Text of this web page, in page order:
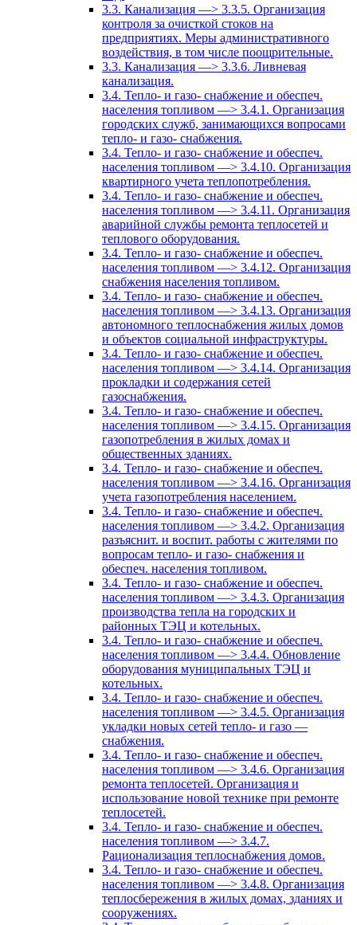
3.3. Канализация —> 3.3.5. Организация
контроля за очисткой стоков на
предприятиях. Меры административного
воздействия, в том числе поощрительные.
3.3. Канализация —> 3.3.6. Ливневая
канализация.
3.4. Тепло- и газо- снабжение и обеспеч.
населения топливом —> 3.4.1. Организация
городских служб, занимающихся вопросами
тепло- и газо- снабжения.
3.4. Тепло- и газо- снабжение и обеспеч.
населения топливом —> 3.4.10. Организация
квартирного учета теплопотребления.
3.4. Тепло- и газо- снабжение и обеспеч.
населения топливом —> 3.4.11. Организация
аварийной службы ремонта теплосетей и
теплового оборудования.
3.4. Тепло- и газо- снабжение и обеспеч.
населения топливом —> 3.4.12. Организация
снабжения населения топливом.
3.4. Тепло- и газо- снабжение и обеспеч.
населения топливом —> 3.4.13. Организация
автономного теплоснабжения жилых домов
и объектов социальной инфраструктуры.
3.4. Тепло- и газо- снабжение и обеспеч.
населения топливом —> 3.4.14. Организация
прокладки и содержания сетей
газоснабжения.
3.4. Тепло- и газо- снабжение и обеспеч.
населения топливом —> 3.4.15. Организация
газопотребления в жилых домах и
общественных зданиях.
3.4. Тепло- и газо- снабжение и обеспеч.
населения топливом —> 3.4.16. Организация
учета газопотребления населением.
3.4. Тепло- и газо- снабжение и обеспеч.
населения топливом —> 3.4.2. Организация
разъяснит. и воспит. работы с жителями по
вопросам тепло- и газо- снабжения и
обеспеч. населения топливом.
3.4. Тепло- и газо- снабжение и обеспеч.
населения топливом —> 3.4.3. Организация
производства тепла на городских и
районных ТЭЦ и котельных.
3.4. Тепло- и газо- снабжение и обеспеч.
населения топливом —> 3.4.4. Обновление
оборудования муниципальных ТЭЦ и
котельных.
3.4. Тепло- и газо- снабжение и обеспеч.
населения топливом —> 3.4.5. Организация
укладки новых сетей тепло- и газо —
снабжения.
3.4. Тепло- и газо- снабжение и обеспеч.
населения топливом —> 3.4.6. Организация
ремонта теплосетей. Организация и
использование новой технике при ремонте
теплосетей.
3.4. Тепло- и газо- снабжение и обеспеч.
населения топливом —> 3.4.7.
Рационализация теплоснабжения домов.
3.4. Тепло- и газо- снабжение и обеспеч.
населения топливом —> 3.4.8. Организация
теплосбережения в жилых домах, зданиях и
сооружениях.